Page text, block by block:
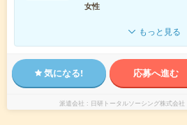
女性
もっと見る
気になる! 応募へ進む
派遣会社 日研トータルソーシング株式会